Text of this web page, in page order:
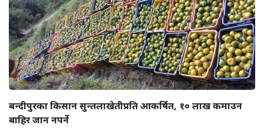
बन्दीपुरका किसान सुन्तलाखेतीप्रति आकर्षित, १० लाख कमाउन
बाहिर जान नपर्ने